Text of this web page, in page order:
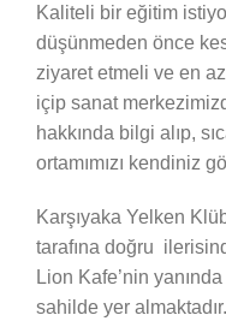
Kaliteli bir eğitim
düşünmeden önce
ziyaret etmeli ve en
içip sanat
hakkında bilgi alıp,
ortamımızı kendiniz
Karşıyaka Yelken
tarafına doğru
Lion Kafe’nin
sahilde yer almaktadır.